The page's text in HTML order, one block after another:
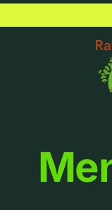
Passer
au